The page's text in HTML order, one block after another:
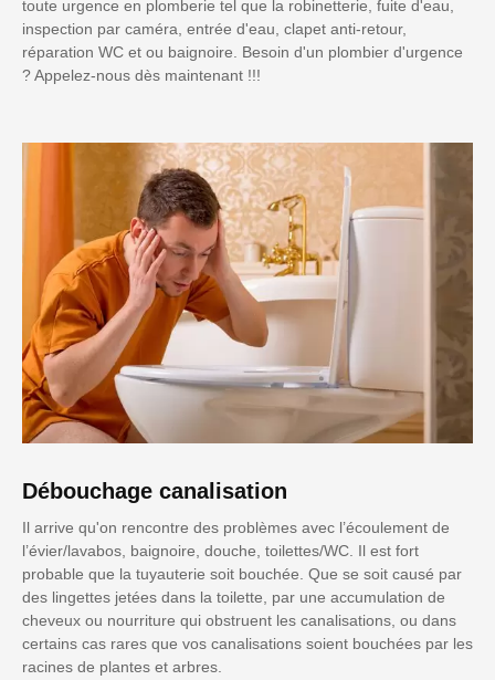
toute urgence en plomberie tel que la robinetterie, fuite d'eau,
inspection par caméra, entrée d'eau, clapet anti-retour,
réparation WC et ou baignoire. Besoin d'un plombier d'urgence
? Appelez-nous dès maintenant !!!
Débouchage canalisation
Il arrive qu'on rencontre des problèmes avec l’écoulement de
l’évier/lavabos, baignoire, douche, toilettes/WC. Il est fort
probable que la tuyauterie soit bouchée. Que se soit causé par
des lingettes jetées dans la toilette, par une accumulation de
cheveux ou nourriture qui obstruent les canalisations, ou dans
certains cas rares que vos canalisations soient bouchées par les
racines de plantes et arbres.